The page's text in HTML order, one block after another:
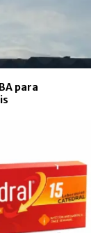
para